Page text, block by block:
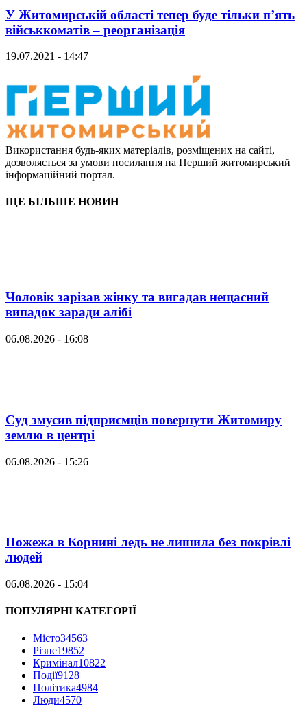
У Житомирській області тепер буде тільки п’ять
військкоматів – реорганізація
19.07.2021 - 14:47
Використання будь-яких матеріалів, розміщених на сайті,
дозволяється за умови посилання на Перший житомирський
інформаційний портал.
ЩЕ БІЛЬШЕ НОВИН
Чоловік зарізав жінку та вигадав нещасний
випадок заради алібі
06.08.2026 - 16:08
Суд змусив підприємців повернути Житомиру
землю в центрі
06.08.2026 - 15:26
Пожежа в Корнині ледь не лишила без покрівлі
людей
06.08.2026 - 15:04
ПОПУЛЯРНІ КАТЕГОРІЇ
Місто34563
Різне19852
Кримінал10822
Події9128
Політика4984
Люди4570